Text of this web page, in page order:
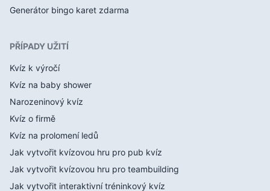
Generátor bingo karet zdarma
PŘÍPADY UŽITÍ
Kvíz k výročí
Kvíz na baby shower
Narozeninový kvíz
Kvíz o firmě
Kvíz na prolomení ledů
Jak vytvořit kvízovou hru pro pub kvíz
Jak vytvořit kvízovou hru pro teambuilding
Jak vytvořit interaktivní tréninkový kvíz